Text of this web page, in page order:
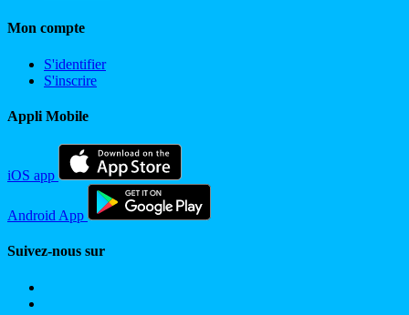
Mon compte
S'identifier
S'inscrire
Appli Mobile
iOS app
Android App
Suivez-nous sur